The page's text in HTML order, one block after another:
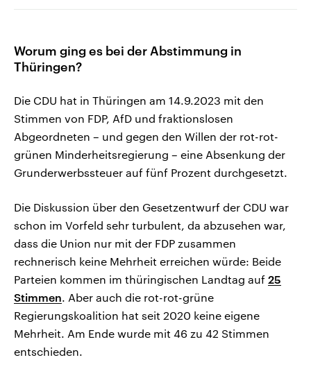
Worum ging es bei der Abstimmung in
Thüringen?
Die CDU hat in Thüringen am 14.9.2023 mit den
Stimmen von FDP, AfD und fraktionslosen
Abgeordneten – und gegen den Willen der rot-rot-
grünen Minderheitsregierung – eine Absenkung der
Grunderwerbssteuer auf fünf Prozent durchgesetzt.
Die Diskussion über den Gesetzentwurf der CDU war
schon im Vorfeld sehr turbulent, da abzusehen war,
dass die Union nur mit der FDP zusammen
rechnerisch keine Mehrheit erreichen würde: Beide
Parteien kommen im thüringischen Landtag auf 25
Stimmen . Aber auch die rot-rot-grüne
Regierungskoalition hat seit 2020 keine eigene
Mehrheit. Am Ende wurde mit 46 zu 42 Stimmen
entschieden.